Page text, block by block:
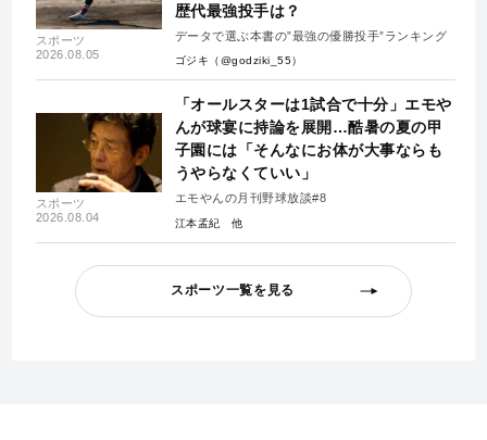
スポーツ
2026.08.05
歴代最強投手は？
データで選ぶ本書の”最強の優勝投手”ランキング
ゴジキ（@godziki_55）
スポーツ
2026.08.04
「オールスターは1試合で十分」エモや
んが球宴に持論を展開…酷暑の夏の甲
子園には「そんなにお体が大事ならも
うやらなくていい」
エモやんの月刊野球放談#8
江本孟紀
スポーツ一覧を見る